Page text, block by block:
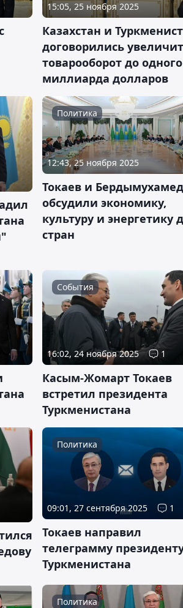
15:05, 25 ноября 2025
Казахстан и
договорились
товарооборот до одного
миллиарда долларов
Политика
12:43, 25 ноября 2025
Токаев и
обсудили экономику,
культуру и энергетику
стран
События
16:02, 24 ноября 2025 1
Касым-Жомарт Токаев
встретил президента
Туркменистана
Политика
09:01, 27 сентября 2025 1
Токаев направил
телеграмму
Туркменистана
Политика